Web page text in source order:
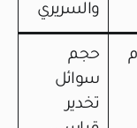
والسريري
حجم
سوائل
تخدير